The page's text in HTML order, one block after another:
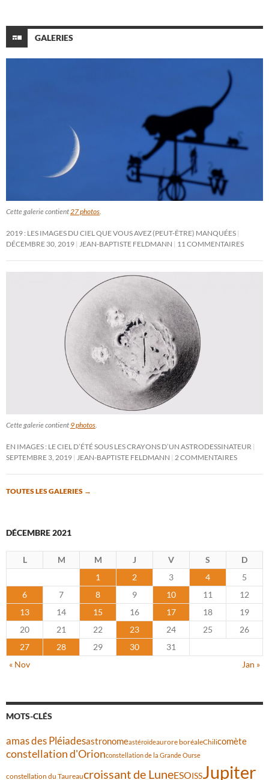
GALERIES
Cette galerie contient 27 photos
2019 : LES IMAGES DU CIEL QUE VOUS AVEZ (PEUT-ÊTRE) MANQUÉES
DÉCEMBRE 30, 2019
JEAN-BAPTISTE FELDMANN 11 COMMENTAIRES
Cette galerie contient 9 photos
EN IMAGES : LE CIEL D’ÉTÉ SOUS LES CRAYONS D’UN ASTRODESSINATEUR
SEPTEMBRE 3, 2019
JEAN-BAPTISTE FELDMANN 2 COMMENTAIRES
TOUTES LES GALERIES →
DÉCEMBRE 2021
L M M J V S
D
1
2 3 4
5
6
7 8 9 10 11
12
13
14 15 16 17 18
19
20
21 22 23 24 25
26
27
28 29 30
31
« Nov
Jan »
MOTS-CLÉS
amas des Pléiadesastronomeastéroïdeaurore boréaleChilicomète
constellation d'Orionconstellation de la Grande Ourse
constellation du Taureaucroissant de LuneESOISSJupiter